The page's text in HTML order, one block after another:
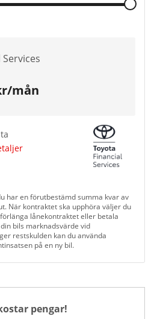
mån
har en förutbestämd summa kvar av
När kontraktet ska upphöra väljer du
lånekontraktet eller betala
bils marknadsvärde vid
restskulden kan du använda
på en ny bil.
pengar!